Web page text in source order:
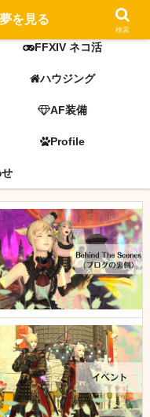
ミラプリ
FFXIV ネコ活
ハウジング
AF装備
Profile
を見る
検索